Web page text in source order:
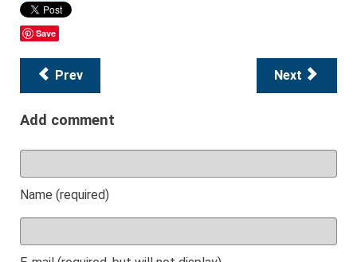
Save
Prev Next
Add comment
Name (required)